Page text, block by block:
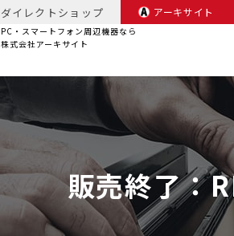
PC・スマートフォン周辺機器なら
株式会社アーキサイト
ダイレクトショップ アーキサイト
販売終了：